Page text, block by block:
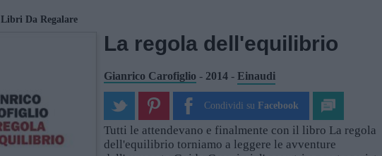
Libri Da Regalare
La regola dell'equilibrio
Gianrico Carofiglio - 2014 - Einaudi
Condividi su Facebook
Tutti le attendevano e finalmente con il libro La regola
dell'equilibrio torniamo a leggere le avventure